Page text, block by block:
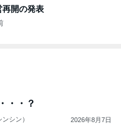
再開の発表
・・？
シン） 2026年8月7日